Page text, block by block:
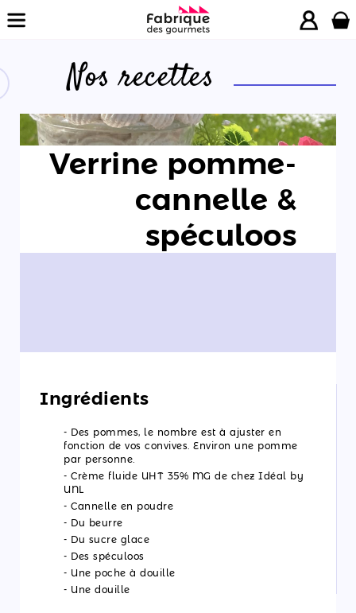
La
boutique
recettes
actualités
Découvrir
ateliers
sommes-
nous ?
Nos recettes
Verrine pomme-
cannelle &
spéculoos
Ingrédients
- Des pommes, le nombre est à ajuster en
fonction de vos convives. Environ une pomme
par personne.
- Crème fluide UHT 35% MG de chez Idéal by
UNL
- Cannelle en poudre
- Du beurre
- Du sucre glace
- Des spéculoos
- Une poche à douille
- Une douille